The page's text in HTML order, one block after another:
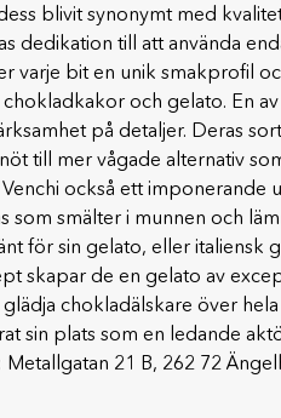
blivit synonymt med
dedikation till att använda
varje bit en unik smakprofil
och gelato. En
på detaljer. Deras
till mer vågade alternativ
också ett imponerande
som smälter i munnen och
för sin gelato, eller
skapar de en gelato av
chokladälskare över
sin plats som en ledande
21 B, 262 72